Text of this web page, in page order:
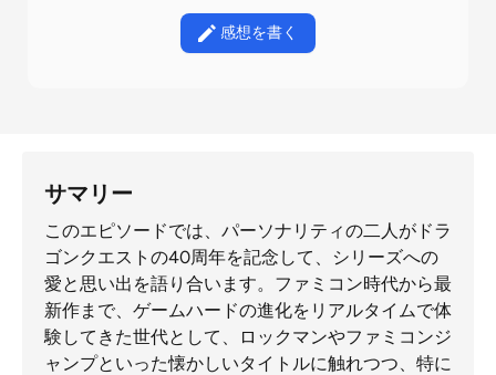
感想を書く
サマリー
このエピソードでは、パーソナリティの二人がドラ
ゴンクエストの40周年を記念して、シリーズへの
愛と思い出を語り合います。ファミコン時代から最
新作まで、ゲームハードの進化をリアルタイムで体
験してきた世代として、ロックマンやファミコンジ
ャンプといった懐かしいタイトルに触れつつ、特に